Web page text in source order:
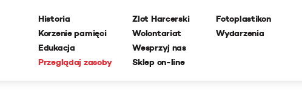
Historia
Korzenie pamięci
Edukacja
Przeglądaj zasoby
Zlot Harcerski
Wolontariat
Wesprzyj nas
Sklep on-line
Fotoplastikon
Wydarzenia